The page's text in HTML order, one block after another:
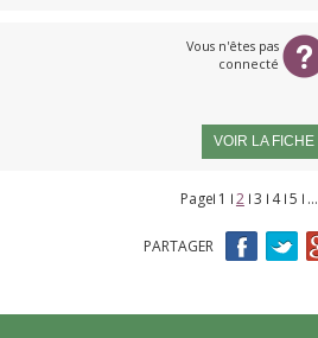
Vous n'êtes pas
connecté
VOIR LA FICHE
Page
Pages1 2 3 4 5 …
PARTAGER